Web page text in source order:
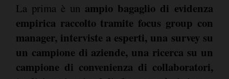
La prima è un ampio bagaglio di evidenza
empirica raccolto tramite focus group con
manager, interviste a esperti, una survey su
un campione di aziende, una ricerca su un
campione di convenienza di collaboratori,